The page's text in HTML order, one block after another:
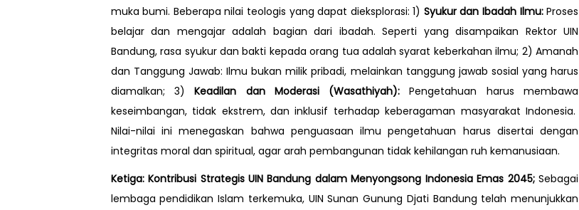
muka bumi. Beberapa nilai teologis yang dapat dieksplorasi: 1) Syukur dan Ibadah Ilmu:Proses
belajar dan mengajar adalah bagian dari ibadah. Seperti yang disampaikan Rektor UIN
Bandung, rasa syukur dan bakti kepada orang tua adalah syarat keberkahan ilmu; 2) Amanah
dan Tanggung Jawab: Ilmu bukan milik pribadi, melainkan tanggung jawab sosial yang harus
diamalkan; 3)Keadilan dan Moderasi (Wasathiyah): Pengetahuan harus membawa
keseimbangan, tidak ekstrem, dan inklusif terhadap keberagaman masyarakat Indonesia.
Nilai-nilai ini menegaskan bahwa penguasaan ilmu pengetahuan harus disertai dengan
integritas moral dan spiritual, agar arah pembangunan tidak kehilangan ruh kemanusiaan.
Ketiga: Kontribusi Strategis UIN Bandung dalam Menyongsong Indonesia Emas 2045;Sebagai
lembaga pendidikan Islam terkemuka, UIN Sunan Gunung Djati Bandung telah menunjukkan